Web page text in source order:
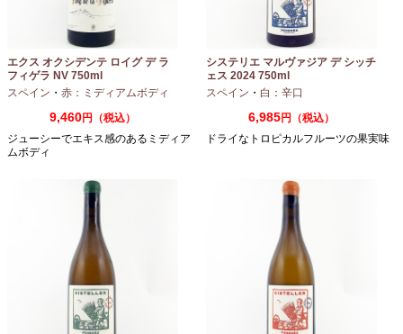
エクス オクシデンテ ロイグ デ ラ
フィゲラ NV 750ml
（2022/2023）
スペイン ・ 赤：ミディアムボディ
9,460円（税込）
ジューシーでエキス感のあるミディア
ムボディ
システリエ マルヴァジア デ シッチ
ェス 2024 750ml
スペイン ・ 白：辛口
6,985円（税込）
ドライなトロピカルフルーツの果実味